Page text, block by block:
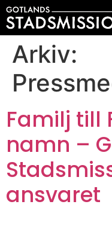
Arkiv:
Familj till
namn –
ansvaret